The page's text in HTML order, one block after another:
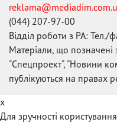
(044) 207-97-00
Відділ роботи з РА:
Матеріали, що позначені
"Спецпроект", "Новини
публікуються на правах
x
Для зручності